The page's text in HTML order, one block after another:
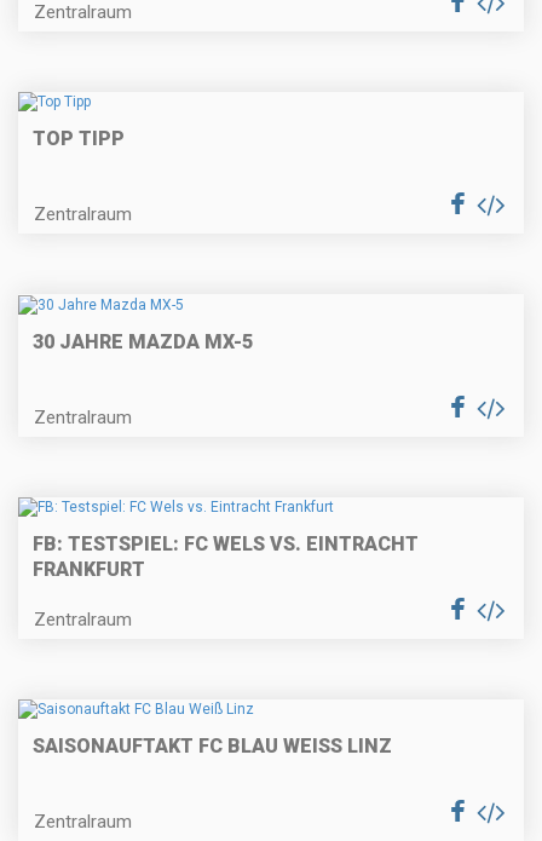
Zentralraum
TOP TIPP
Zentralraum
30 JAHRE MAZDA MX-5
Zentralraum
FB: TESTSPIEL: FC WELS VS. EINTRACHT
FRANKFURT
Zentralraum
SAISONAUFTAKT FC BLAU WEISS LINZ
Zentralraum